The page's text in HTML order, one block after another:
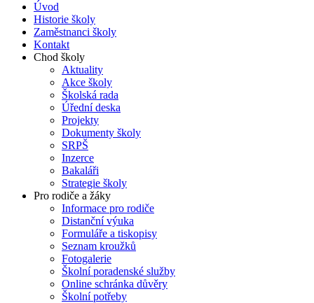
Úvod
Historie školy
Zaměstnanci školy
Kontakt
Chod školy
Aktuality
Akce školy
Školská rada
Úřední deska
Projekty
Dokumenty školy
SRPŠ
Inzerce
Bakaláři
Strategie školy
Pro rodiče a žáky
Informace pro rodiče
Distanční výuka
Formuláře a tiskopisy
Seznam kroužků
Fotogalerie
Školní poradenské služby
Online schránka důvěry
Školní potřeby